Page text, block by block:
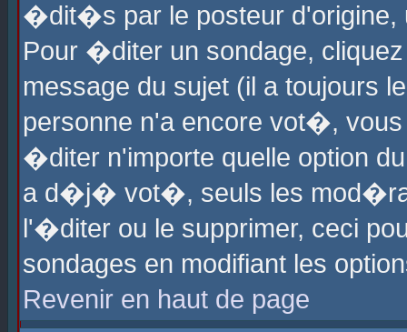
�dit�s par le posteur d'origine,
Pour �diter un sondage,
message du sujet (il a toujours
personne n'a encore vot�,
�diter n'importe quelle option
a d�j� vot�, seuls les
l'�diter ou le supprimer, ceci
sondages en modifiant les
Revenir en haut de page